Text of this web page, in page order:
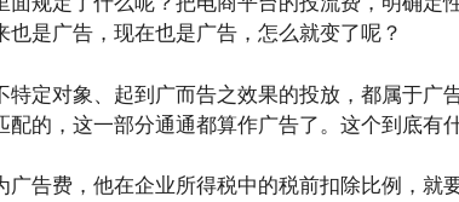
也是广告，现在也是广告，怎么就变了呢？
特定对象、起到广而告之效果的投放，都属于广
配的，这一部分通通都算作广告了。这个到底有
广告费，他在企业所得税中的税前扣除比例，就